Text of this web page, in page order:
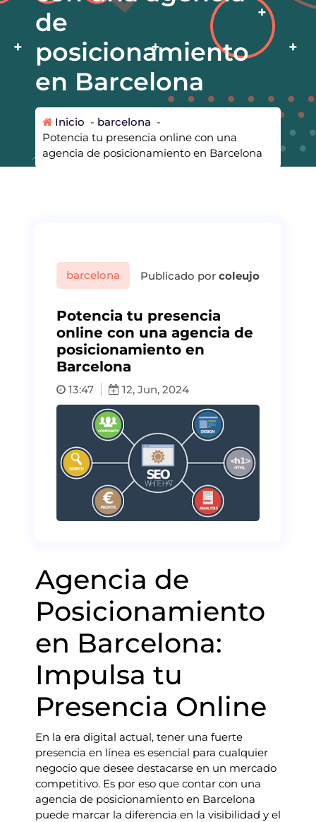
de
posicionamiento
en Barcelona
Inicio - barcelona -
Potencia tu presencia online con una
agencia de posicionamiento en Barcelona
barcelona Publicado por coleujo
Potencia tu presencia
online con una agencia de
posicionamiento en
Barcelona
13:47 12, Jun, 2024
Agencia de
Posicionamiento
en Barcelona:
Impulsa tu
Presencia Online
En la era digital actual, tener una fuerte
presencia en línea es esencial para cualquier
negocio que desee destacarse en un mercado
competitivo. Es por eso que contar con una
agencia de posicionamiento en Barcelona
puede marcar la diferencia en la visibilidad y el